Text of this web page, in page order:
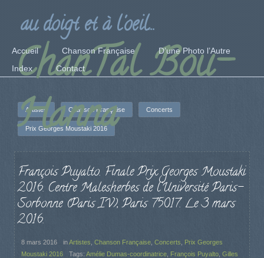
ChanTal Bou-
Hanna
au doigt et à l'oeil...
Accueil Chanson Française
D’une Photo l’Autre
Index
Contact
Artistes Chanson Française Concerts
Prix Georges Moustaki 2016
François Puyalto. Finale Prix Georges Moustaki
2016. Centre Malesherbes de l’Université Paris-
Sorbonne (Paris IV), Paris 75017. Le 3 mars
2016.
8 mars 2016 inArtistes Chanson Française Concerts
Prix Georges
Moustaki 2016
Tags: Amélie Dumas-coordinatrice François Puyalto Gilles